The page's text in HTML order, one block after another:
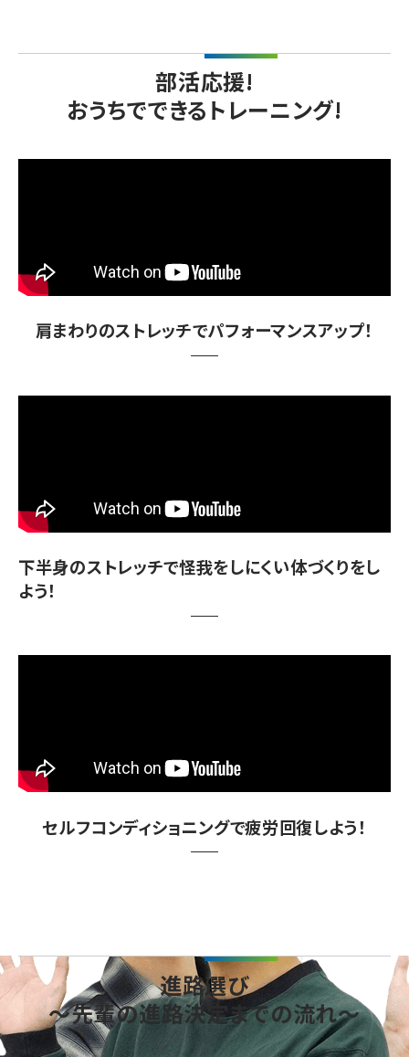
部活応援!
おうちでできるトレーニング!
肩まわりのストレッチでパフォーマンスアップ！
下半身のストレッチで怪我をしにくい体づくりをし
よう！
セルフコンディショニングで疲労回復しよう！
進路選び
〜先輩の進路決定までの流れ〜